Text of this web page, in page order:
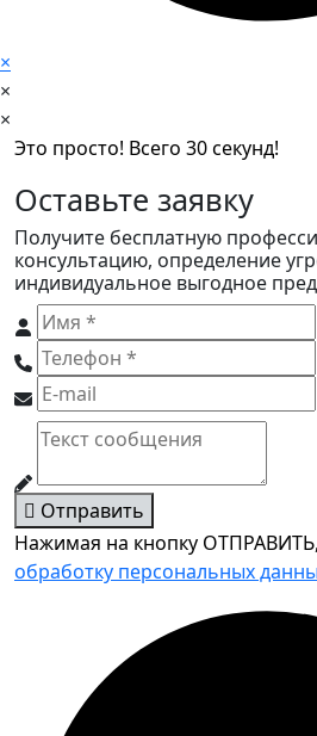
×
×
×
Это просто! Всего 30 секунд!
Оставьте заявку
Получите бесплатную
консультацию, определение
индивидуальное выгодное
Отправить
Нажимая на кнопку
обработку персональных